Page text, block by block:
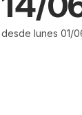
desde lunes 01/